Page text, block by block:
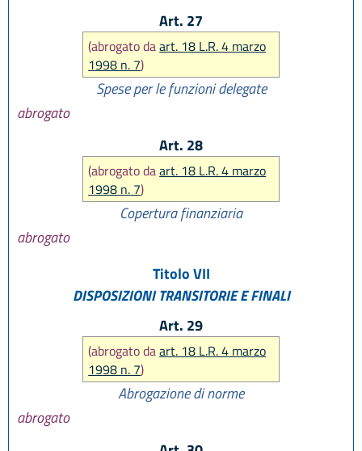
Art. 27
(abrogato daart. 18 L.R. 4 marzo
1998 n. 7)
Spese per le funzioni delegate
abrogato
Art. 28
(abrogato daart. 18 L.R. 4 marzo
1998 n. 7)
Copertura finanziaria
abrogato
Titolo VII
DISPOSIZIONI TRANSITORIE E FINALI
Art. 29
(abrogato daart. 18 L.R. 4 marzo
1998 n. 7)
Abrogazione di norme
abrogato